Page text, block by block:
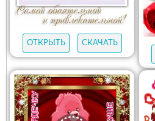
ОТКРЫТЬ
СКАЧАТЬ